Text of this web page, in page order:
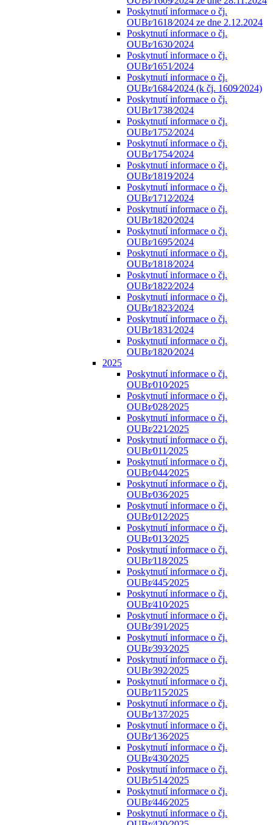
Poskytnutí informace o čj.
OUBr⁄1618⁄2024 ze dne 2.12.2024
Poskytnutí informace o čj.
OUBr⁄1630⁄2024
Poskytnutí informace o čj.
OUBr⁄1651⁄2024
Poskytnutí informace o čj.
OUBr⁄1684⁄2024 (k čj. 1609⁄2024)
Poskytnutí informace o čj.
OUBr⁄1738⁄2024
Poskytnutí informace o čj.
OUBr⁄1752⁄2024
Poskytnutí informace o čj.
OUBr⁄1754⁄2024
Poskytnutí informace o čj.
OUBr⁄1819⁄2024
Poskytnutí informace o čj.
OUBr⁄1712⁄2024
Poskytnutí informace o čj.
OUBr⁄1820⁄2024
Poskytnutí informace o čj.
OUBr⁄1695⁄2024
Poskytnutí informace o čj.
OUBr⁄1818⁄2024
Poskytnutí informace o čj.
OUBr⁄1822⁄2024
Poskytnutí informace o čj.
OUBr⁄1823⁄2024
Poskytnutí informace o čj.
OUBr⁄1831⁄2024
Poskytnutí informace o čj.
OUBr⁄1820⁄2024
2025
Poskytnutí informace o čj.
OUBr⁄010⁄2025
Poskytnutí informace o čj.
OUBr⁄028⁄2025
Poskytnutí informace o čj.
OUBr⁄221⁄2025
Poskytnutí informace o čj.
OUBr⁄011⁄2025
Poskytnutí informace o čj.
OUBr⁄044⁄2025
Poskytnutí informace o čj.
OUBr⁄036⁄2025
Poskytnutí informace o čj.
OUBr⁄012⁄2025
Poskytnutí informace o čj.
OUBr⁄013⁄2025
Poskytnutí informace o čj.
OUBr⁄118⁄2025
Poskytnutí informace o čj.
OUBr⁄445⁄2025
Poskytnutí informace o čj.
OUBr⁄410⁄2025
Poskytnutí informace o čj.
OUBr⁄391⁄2025
Poskytnutí informace o čj.
OUBr⁄393⁄2025
Poskytnutí informace o čj.
OUBr⁄392⁄2025
Poskytnutí informace o čj.
OUBr⁄115⁄2025
Poskytnutí informace o čj.
OUBr⁄137⁄2025
Poskytnutí informace o čj.
OUBr⁄136⁄2025
Poskytnutí informace o čj.
OUBr⁄430⁄2025
Poskytnutí informace o čj.
OUBr⁄514⁄2025
Poskytnutí informace o čj.
OUBr⁄446⁄2025
Poskytnutí informace o čj.